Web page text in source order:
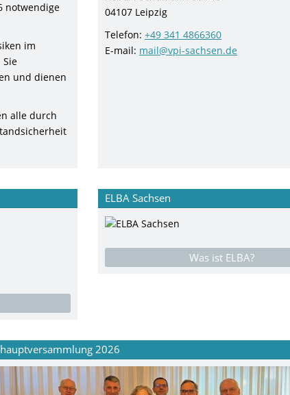
notwendige
im
und dienen
alle durch
04107 Leipzig
Telefon: +49 341 4866360
E-mail: mail@vpi-sachsen.de
ELBA Sachsen
Was ist ELBA?
2026